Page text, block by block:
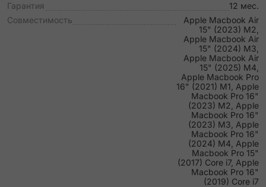
Гарантия
12 мес.
Совместимость
Apple Macbook Air
15" (2023) M2,
Apple Macbook Air
15" (2024) M3,
Apple Macbook Air
15" (2025) M4,
Apple Macbook Pro
16" (2021) M1, Apple
Macbook Pro 16"
(2023) M2, Apple
Macbook Pro 16"
(2023) M3, Apple
Macbook Pro 16"
(2024) M4, Apple
Macbook Pro 15"
(2017) Core i7, Apple
Macbook Pro 16"
(2019) Core i7